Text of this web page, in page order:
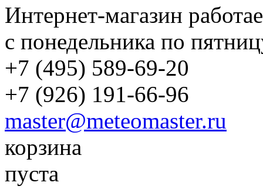
Интернет-магазин
с понедельника по
+7 (495) 589-69-20
+7 (926) 191-66-96
master@meteomaster.ru
корзина
пуста